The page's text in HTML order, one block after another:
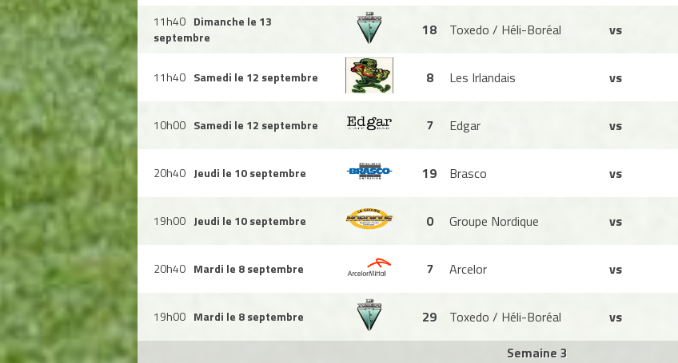
11h40 Dimanche le 13
septembre
18 Toxedo / Héli-Boréal vs
11h40 Samedi le 12 septembre 8 Les Irlandais vs
10h00 Samedi le 12 septembre 7 Edgar vs
20h40 Jeudi le 10 septembre 19 Brasco vs
19h00 Jeudi le 10 septembre 0 Groupe Nordique vs
20h40 Mardi le 8 septembre 7 Arcelor vs
19h00 Mardi le 8 septembre 29 Toxedo / Héli-Boréal vs
Semaine 3